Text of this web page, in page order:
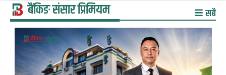
बैंकिङ संसार प्रिमियम सबै